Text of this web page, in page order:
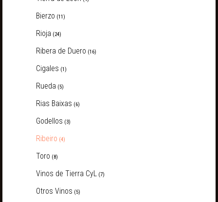
Bierzo (11)
Rioja (24)
Ribera de Duero (16)
Cigales (1)
Rueda (5)
Rias Baixas (6)
Godellos (3)
Ribeiro (4)
Toro (8)
Vinos de Tierra CyL (7)
Otros Vinos (5)